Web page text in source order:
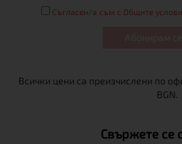
Съгласен/а съм с Общите
Свържете се